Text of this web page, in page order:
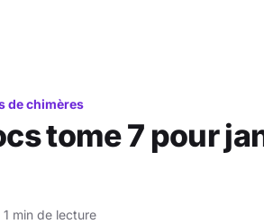
de chimères
tome 7 pour
min de lecture